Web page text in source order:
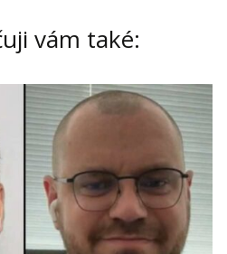
vám také: